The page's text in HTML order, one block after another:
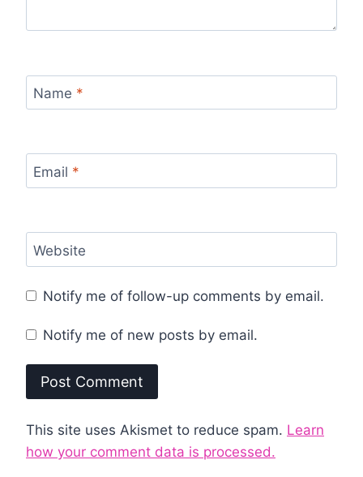
Name *
Email *
Website
Notify me of follow-up comments by email.
Notify me of new posts by email.
This site uses Akismet to reduce spam. Learn
how your comment data is processed.